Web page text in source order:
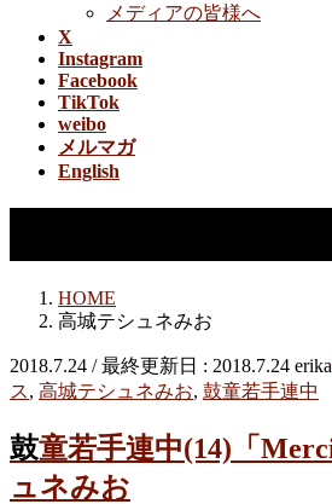
メディアの皆様へ
X
Instagram
Facebook
TikTok
weibo
メルマガ
English
HOME
高城テシュネみお
2018.7.24 / 最終更新日 : 2018.7.24 erika
ス, 高城テシュネみお, 鼓童若手連中
鼓童若手連中(14)「Merci! 」／高城テシ
ュネみお